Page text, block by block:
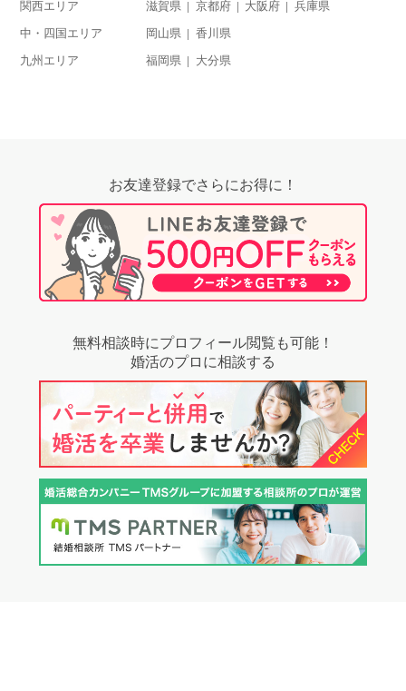
関西エリア 滋賀県 京都府 大阪府 兵庫県
中・四国エリア 岡山県 香川県
九州エリア 福岡県 大分県
お友達登録でさらにお得に！
無料相談時にプロフィール閲覧も可能！
婚活のプロに相談する